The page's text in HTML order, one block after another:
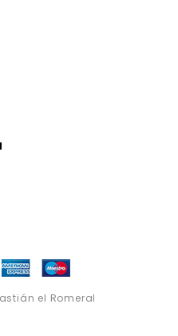
el Romeral